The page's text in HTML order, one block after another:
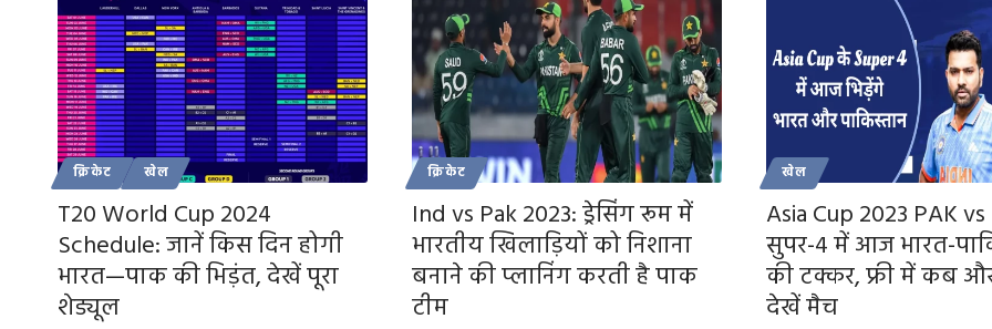
क्रिकेट खेल
T20 World Cup 2024
Schedule: जानें किस दिन होगी
भारत—पाक की भिड़ंत, देखें पूरा
शेड्यूल
क्रिकेट
Ind vs Pak 2023: ड्रेसिंग रूम में
भारतीय खिलाड़ियों को निशाना
बनाने की प्लानिंग करती है पाक
टीम
खेल
Asia Cup 2023 PAK
सुपर-4 में आज भारत-
की टक्कर, फ्री में कब
देखें मैच